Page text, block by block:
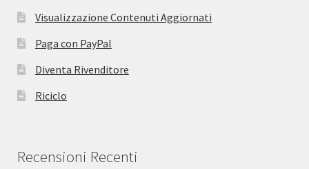
Visualizzazione Contenuti Aggiornati
Paga con PayPal
Diventa Rivenditore
Riciclo
Recensioni Recenti